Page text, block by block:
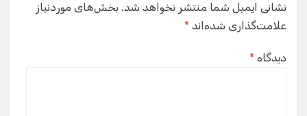
نشانی ایمیل شما منتشر نخواهد شد. بخش‌های موردنیاز
علامت‌گذاری شده‌اند *
دیدگاه *